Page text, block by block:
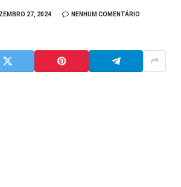
27, 2024 NENHUM COMENTÁRIO